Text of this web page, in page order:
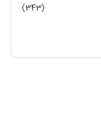
(343)